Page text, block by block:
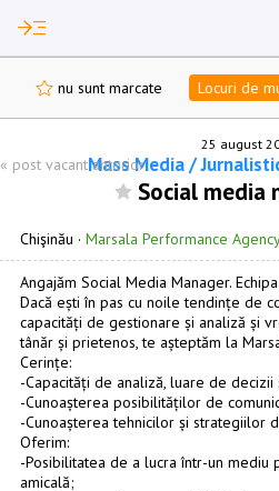
read_more
nu sunt marcate Locuri de
25 august
« post vacant anteriorMass Media /
Social media
Chişinău · Marsala Performance
Angajăm Social Media Manager.
Dacă ești în pas cu noile tendințe de
capacități de gestionare și analiză și
tânăr și prietenos, te așteptăm la
Cerințe:
-Capacități de analiză, luare de decizii
-Cunoașterea posibilităților de
-Cunoașterea tehnicilor și strategiilor
Oferim:
-Posibilitatea de a lucra într-un mediu
amicală;